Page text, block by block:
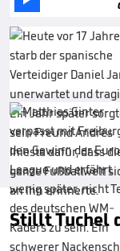
Stillt Tuchel